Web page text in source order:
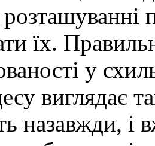
розташуванні
їх.
у
виглядає
назавжди, і